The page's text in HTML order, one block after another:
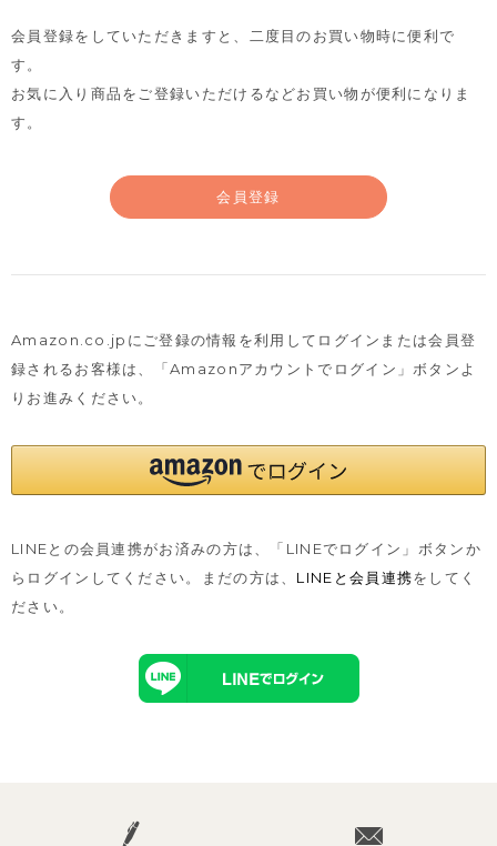
会員登録をしていただきますと、二度目のお買い物時に便利で
す。
お気に入り商品をご登録いただけるなどお買い物が便利になりま
す。
会員登録
Amazon.co.jpにご登録の情報を利用してログインまたは会員登
録されるお客様は、
「Amazonアカウントでログイン」ボタンよ
りお進みください。
LINEとの会員連携がお済みの方は、「LINEでログイン」ボタンか
らログインしてください。まだの方は、 LINEと会員連携をしてく
ださい。